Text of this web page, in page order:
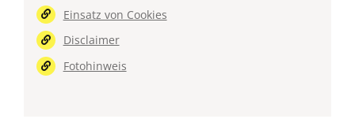
Einsatz von Cookies
Disclaimer
Fotohinweis